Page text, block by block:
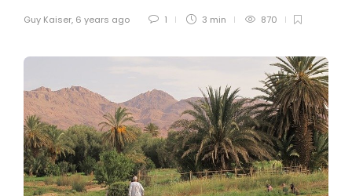
Guy Kaiser, 6 years ago 1 3 min 870